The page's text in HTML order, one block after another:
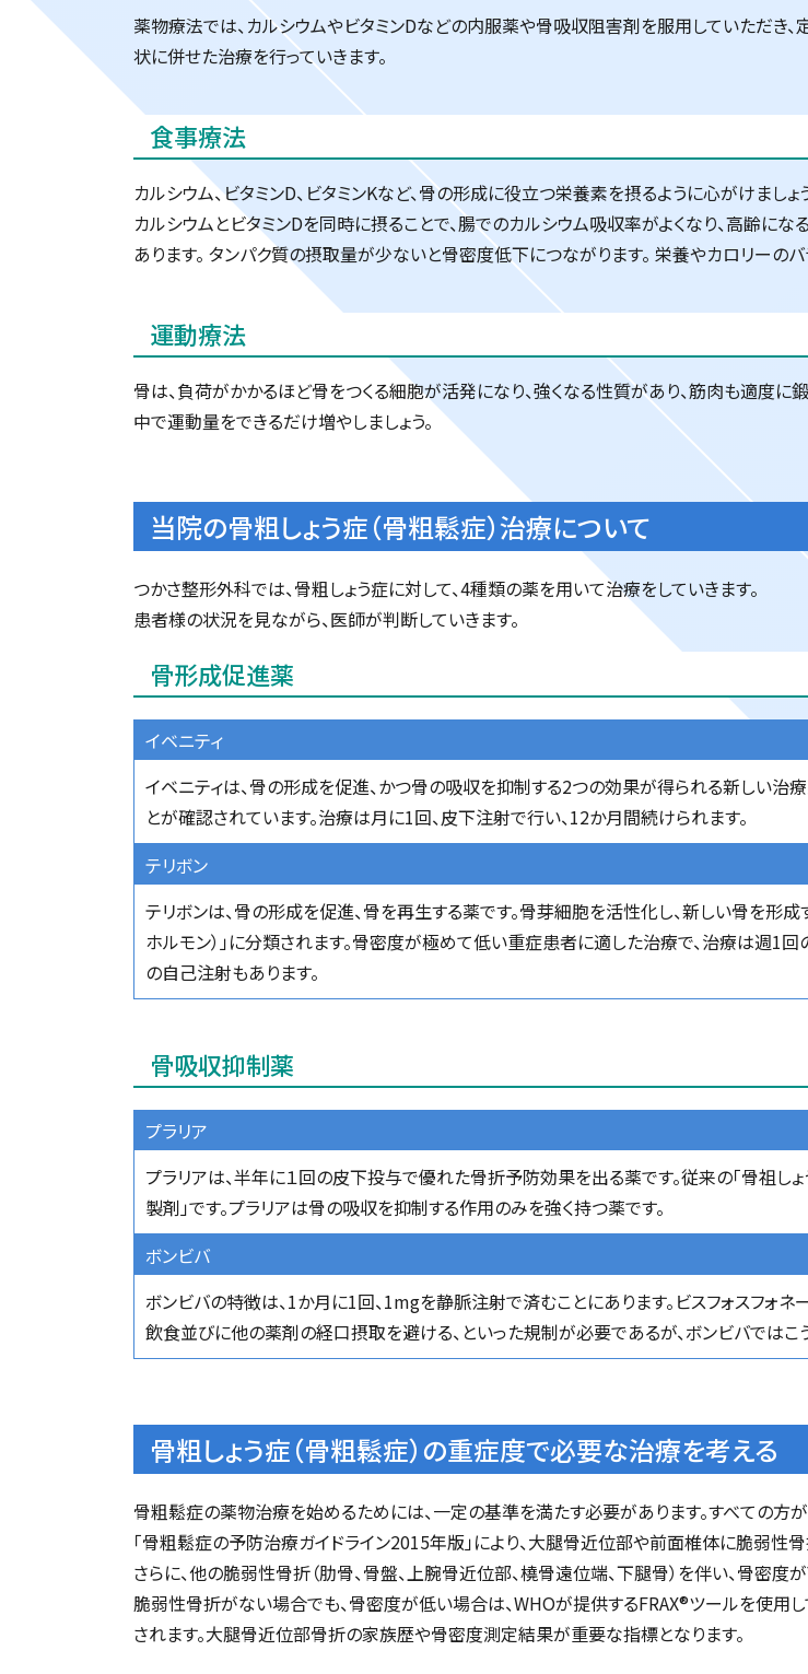
薬物療法では、カルシウムやビタミンDなどの内服薬や骨吸収阻害剤を服用していただき
状に併せた治療を行っていきます。
食事療法
カルシウム、ビタミンD、ビタミンKなど、骨の形成に役立つ栄養素を摂るように心がけましょ
カルシウムとビタミンDを同時に摂ることで、腸でのカルシウム吸収率がよくなり、高齢に
あります。 タンパク質の摂取量が少ないと骨密度低下につながります。 栄養やカロリーの
運動療法
骨は、負荷がかかるほど骨をつくる細胞が活発になり、強くなる性質があり、筋肉も適度に
中で運動量をできるだけ増やしましょう。
当院の骨粗しょう症（骨粗鬆症）治療について
つかさ整形外科では、骨粗しょう症に対して、4種類の薬を用いて治療をしていきます。
患者様の状況を見ながら、医師が判断していきます。
骨形成促進薬
イベニティ
イベニティは、骨の形成を促進、かつ骨の吸収を抑制する2つの効果が得られる新しい治
とが確認されています。治療は月に1回、皮下注射で行い、12か月間続けられます。
テリボン
テリボンは、骨の形成を促進、骨を再生する薬です。骨芽細胞を活性化し、新しい骨を形
ホルモン）」に分類されます。骨密度が極めて低い重症患者に適した治療で、治療は週1
の自己注射もあります。
骨吸収抑制薬
プラリア
プラリアは、半年に１回の皮下投与で優れた骨折予防効果を出る薬です。従来の「骨祖し
製剤」です。プラリアは骨の吸収を抑制する作用のみを強く持つ薬です。
ボンビバ
ボンビバの特徴は、1か月に1回、1mgを静脈注射で済むことにあります。ビスフォスフォ
飲食並びに他の薬剤の経口摂取を避ける、といった規制が必要であるが、ボンビバではこ
骨粗しょう症（骨粗鬆症）の重症度で必要な治療を考える
骨粗鬆症の薬物治療を始めるためには、一定の基準を満たす必要があります。すべての方
「骨粗鬆症の予防治療ガイドライン2015年版」により、大腿骨近位部や前面椎体に脆弱性
さらに、他の脆弱性骨折（肋骨、骨盤、上腕骨近位部、橈骨遠位端、下腿骨）を伴い、骨密
脆弱性骨折がない場合でも、骨密度が低い場合は、WHOが提供するFRAX®ツールを使用
されます。大腿骨近位部骨折の家族歴や骨密度測定結果が重要な指標となります。